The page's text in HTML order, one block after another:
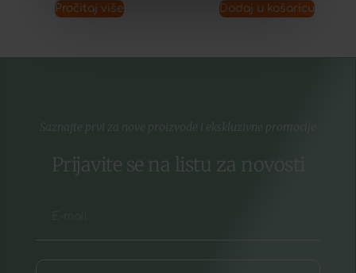
Pročitaj više Dodaj u košaricu
Saznajte prvi za nove proizvode i ekskluzivne promocije
Prijavite se na listu za novosti